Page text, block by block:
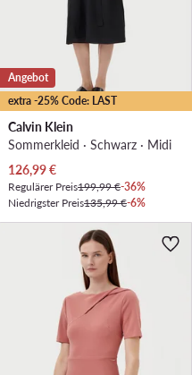
extra -25% Code: LAST
Angebot
Calvin Klein
Sommerkleid · Schwarz · Midi
Aktueller Preis
126,99€
Regulärer Preis199,99 €-36%
Niedrigster Preis135,99 €-6%